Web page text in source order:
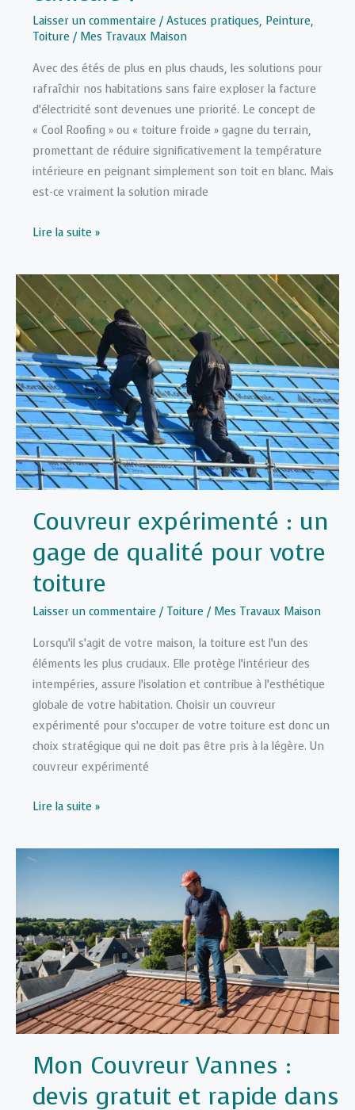
Laisser un commentaire /Astuces pratiques, Peinture,
Toiture / Mes Travaux Maison
Avec des étés de plus en plus chauds, les solutions pour
rafraîchir nos habitations sans faire exploser la facture
d’électricité sont devenues une priorité. Le concept de
« Cool Roofing » ou « toiture froide » gagne du terrain,
promettant de réduire significativement la température
intérieure en peignant simplement son toit en blanc. Mais
est-ce vraiment la solution miracle
Peindre
toit
en
blanc
(Cool
Roofing)
:
Est-
ce
la
solution
miracle
la
?
Lire la suite »
Couvreur expérimenté : un
gage de qualité pour votre
toiture
Laisser un commentaire / Toiture / Mes Travaux Maison
Lorsqu’il s’agit de votre maison, la toiture est l’un des
éléments les plus cruciaux. Elle protège l’intérieur des
intempéries, assure l’isolation et contribue à l’esthétique
globale de votre habitation. Choisir un couvreur
expérimenté pour s’occuper de votre toiture est donc un
choix stratégique qui ne doit pas être pris à la légère. Un
couvreur expérimenté
Couvreur
:
qualité
pour
votre
toiture
Lire la suite »
Mon Couvreur Vannes :
devis gratuit et rapide dans